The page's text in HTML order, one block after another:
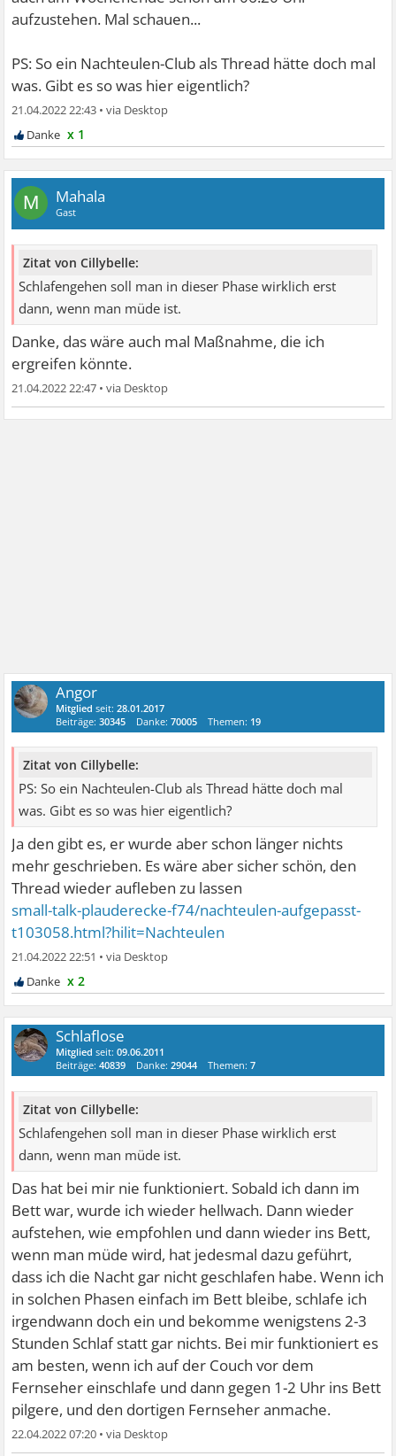
aufzustehen. Mal schauen...
PS: So ein Nachteulen-Club als Thread hätte doch mal
was. Gibt es so was hier eigentlich?
21.04.2022 22:43 •
x 1
M Mahala
Gast
Zitat von Cillybelle:
Schlafengehen soll man in dieser Phase wirklich erst
dann, wenn man müde ist.
Danke, das wäre auch mal Maßnahme, die ich
ergreifen könnte.
21.04.2022 22:47 •
Angor
Mitglied seit:28.01.2017
Beiträge:30345 Danke:70005 Themen: 19
Zitat von Cillybelle:
PS: So ein Nachteulen-Club als Thread hätte doch mal
was. Gibt es so was hier eigentlich?
Ja den gibt es, er wurde aber schon länger nichts
mehr geschrieben. Es wäre aber sicher schön, den
Thread wieder aufleben zu lassen
small-talk-plauderecke-f74/nachteulen-aufgepasst-
t103058.html?hilit=Nachteulen
21.04.2022 22:51 •
x 2
Schlaflose
Mitglied seit:09.06.2011
Beiträge:40839 Danke:29044 Themen:7
Zitat von Cillybelle:
Schlafengehen soll man in dieser Phase wirklich erst
dann, wenn man müde ist.
Das hat bei mir nie funktioniert. Sobald ich dann im
Bett war, wurde ich wieder hellwach. Dann wieder
aufstehen, wie empfohlen und dann wieder ins Bett,
wenn man müde wird, hat jedesmal dazu geführt,
dass ich die Nacht gar nicht geschlafen habe. Wenn ich
in solchen Phasen einfach im Bett bleibe, schlafe ich
irgendwann doch ein und bekomme wenigstens 2-3
Stunden Schlaf statt gar nichts. Bei mir funktioniert es
am besten, wenn ich auf der Couch vor dem
Fernseher einschlafe und dann gegen 1-2 Uhr ins Bett
pilgere, und den dortigen Fernseher anmache.
22.04.2022 07:20 •